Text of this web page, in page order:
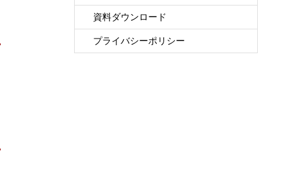
資料ダウンロード
プライバシーポリシー